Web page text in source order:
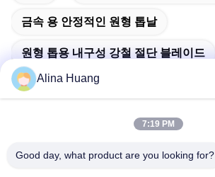
금속 용 안정적인 원형 톱날
원형 톱용 내구성 강철 절단 블레이드
Alina Huang
7:19 PM
Good day, what product are you looking for?